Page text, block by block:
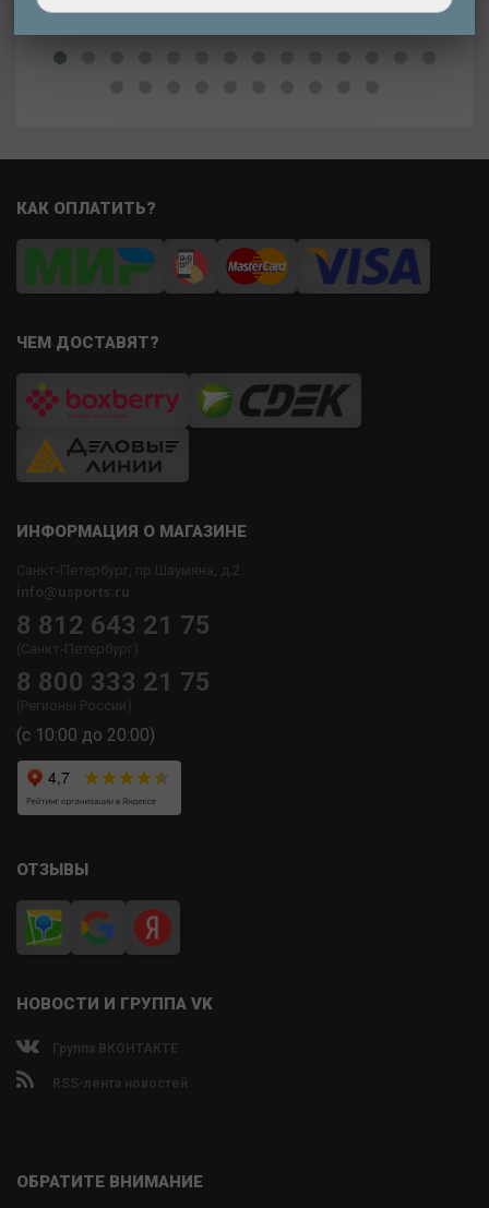
КАК ОПЛАТИТЬ?
ЧЕМ ДОСТАВЯТ?
ИНФОРМАЦИЯ О МАГАЗИНЕ
Санкт-Петербург, пр.Шаумяна, д.2
info@usports.ru
8 812 643 21 75
(Санкт-Петербург)
8 800 333 21 75
(Регионы России)
(с 10:00 до 20:00)
ОТЗЫВЫ
НОВОСТИ И ГРУППА VK
Группа ВКОНТАКТЕ
RSS-лента новостей
ОБРАТИТЕ ВНИМАНИЕ